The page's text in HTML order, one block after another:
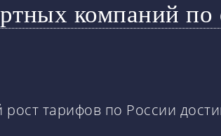
компаний по
тарифов по России